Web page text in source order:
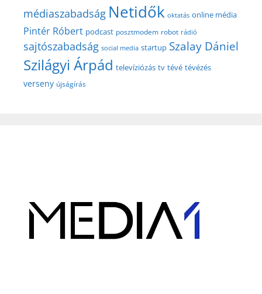
médiaszabadság Netidők oktatás online média
Pintér Róbert podcast posztmodem robot rádió
sajtószabadság social media startup Szalay Dániel
Szilágyi Árpád televíziózás tv tévé tévézés
verseny újságírás